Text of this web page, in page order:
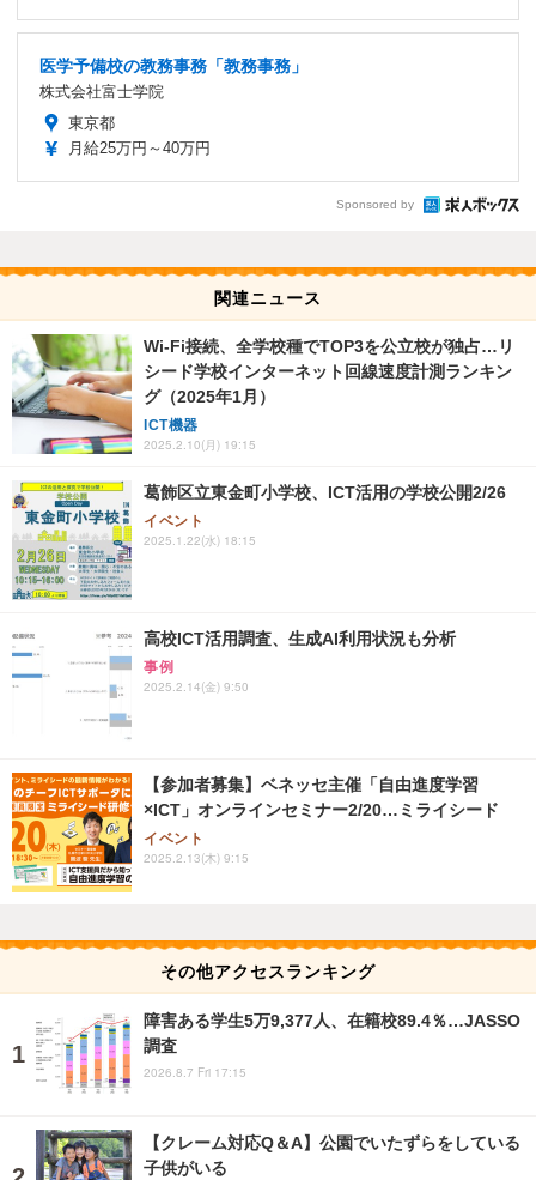
医学予備校の教務事務「教務事務」
株式会社富士学院
東京都
月給25万円～40万円
Sponsored by
関連ニュース
Wi-Fi接続、全学校種でTOP3を公立校が独占…リ
シード学校インターネット回線速度計測ランキン
グ（2025年1月）
ICT機器
2025.2.10(月) 19:15
葛飾区立東金町小学校、ICT活用の学校公開2/26
イベント
2025.1.22(水) 18:15
高校ICT活用調査、生成AI利用状況も分析
事例
2025.2.14(金) 9:50
【参加者募集】ベネッセ主催「自由進度学習
×ICT」オンラインセミナー2/20…ミライシード
イベント
2025.2.13(木) 9:15
その他アクセスランキング
障害ある学生5万9,377人、在籍校89.4％…JASSO
調査
2026.8.7 Fri 17:15
【クレーム対応Q＆A】公園でいたずらをしている
子供がいる